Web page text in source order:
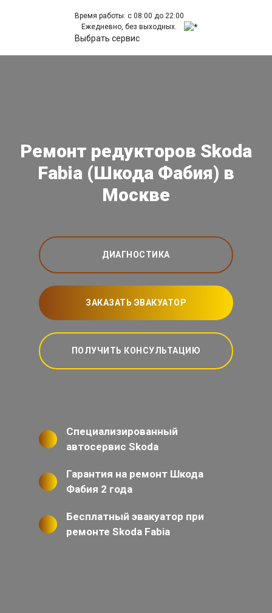
Время работы: с 08:00 до 22:00
Ежедневно, без выходных.
Выбрать сервис
Ремонт редукторов Skoda
Fabia (Шкода Фабия) в
Москве
ДИАГНОСТИКА
ЗАКАЗАТЬ ЭВАКУАТОР
ПОЛУЧИТЬ КОНСУЛЬТАЦИЮ
Специализированный
автосервис Skoda
Гарантия на ремонт Шкода
Фабия 2 года
Бесплатный эвакуатор при
ремонте Skoda Fabia